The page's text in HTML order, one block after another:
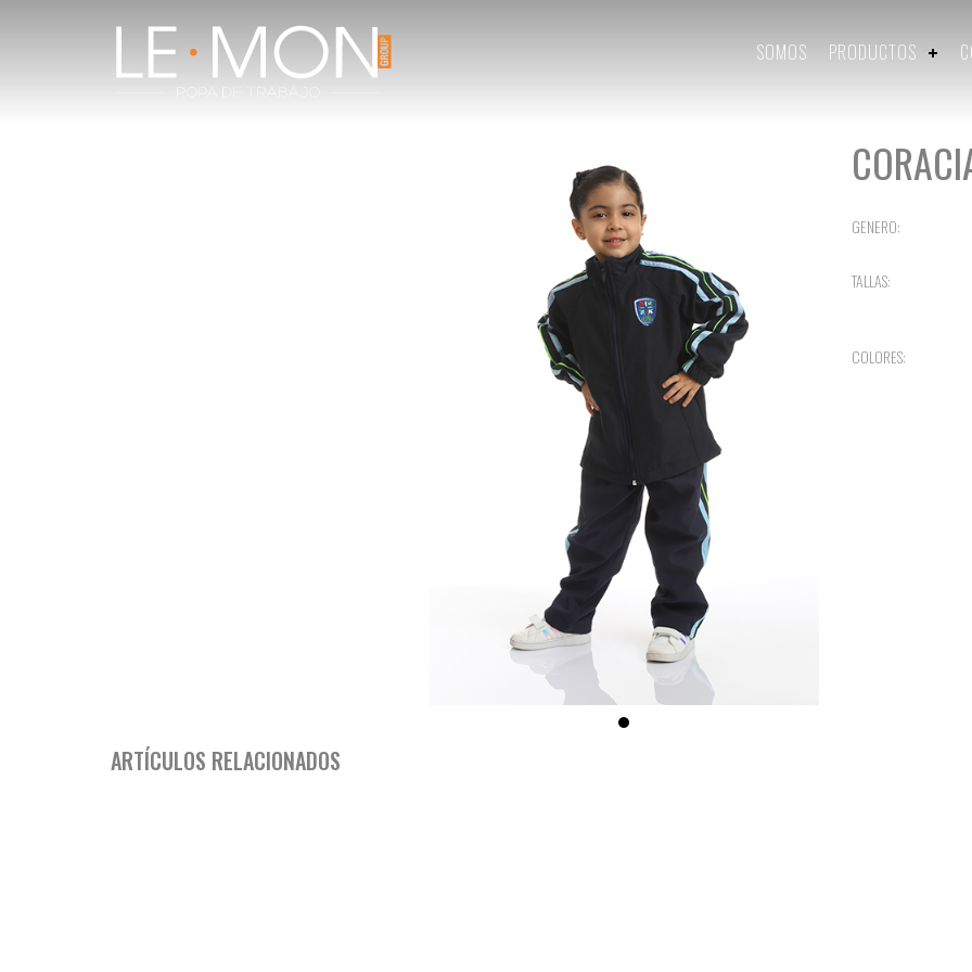
SOMOS PRODUCTOS
GENERO:
TALLAS:
COLORES:
ARTÍCULOS RELACIONADOS